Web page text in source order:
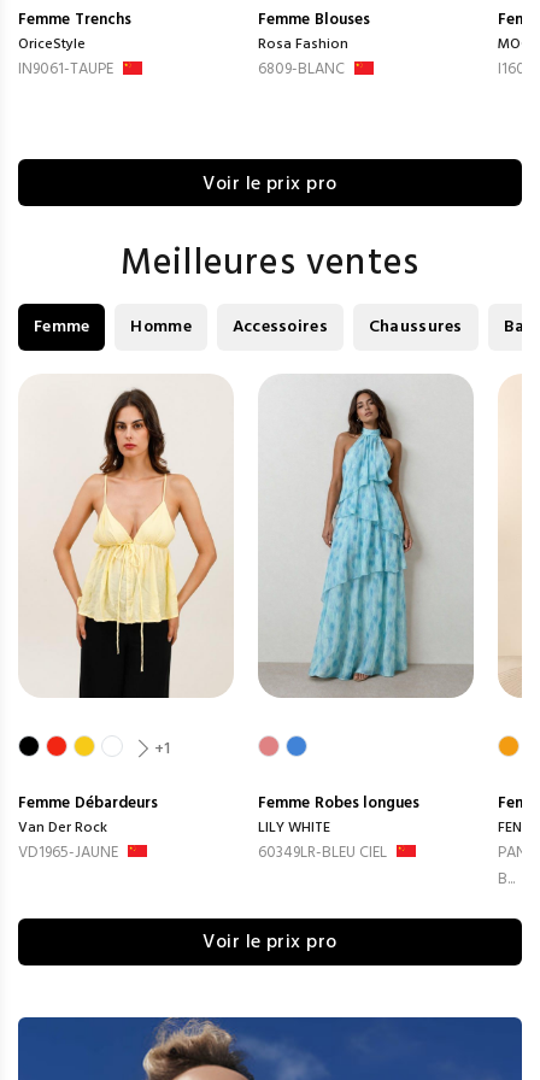
Femme Trenchs
OriceStyle
IN9061-TAUPE
Femme Blouses
Rosa Fashion
6809-BLANC
Voir le prix pro
Meilleures ventes
Femme Homme Accessoires Chaussures
+1
Femme Débardeurs
Van Der Rock
VD1965-JAUNE
Femme Robes longues
LILY WHITE
60349LR-BLEU CIEL
B...
Voir le prix pro